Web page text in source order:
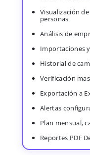
Visualización
personas
Análisis de
Importaciones
Historial de
Verificación
Exportación a
Alertas
Plan mensual,
Reportes PDF